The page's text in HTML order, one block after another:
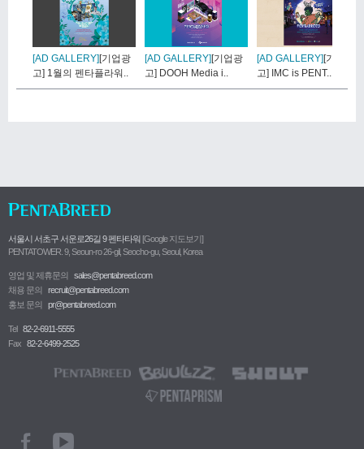
[AD GALLERY] [기업광
고] 1월의 펜타플라워..
[AD GALLERY] [기업광
고] DOOH Media i..
[AD GALLERY] [기업광
고] IMC is PENT..
서울시 서초구 서운로26길 9 펜타타워 [Google 지도보기]
PENTATOWER. 9, Seoun-ro 26-gil, Seocho-gu, Seoul, Korea
영업 및 제휴문의
sales@pentabreed.com
채용 문의
recruit@pentabreed.com
홍보 문의
pr@pentabreed.com
Tel 82-2-6911-5555
Fax 82-2-6499-2525